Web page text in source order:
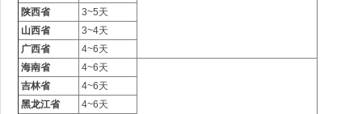
陕西省
3~5天
山西省
3~4天
广西省
4~6天
海南省
4~6天
吉林省
4~6天
黑龙江省
4~6天